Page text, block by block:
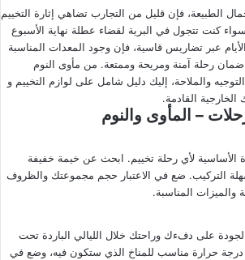
الطبيعة، فإن قليل من التجارب تضاهي إثارة التخييم
كنت تتجول في البرية لقضاء عطلة نهاية الأسبوع
عبر تضاريس قاسية، فإن وجود المعدات المناسبة
رحلة آمنة ومريحة وممتعة. من مأوى النوم
والملاحة، إليك دليل شامل على لوازم التخييم و
القادمة.
– المأوى والنوم
الأساسية لأي رحلة تخييم. ابحث عن خيمة خفيفة
التركيب. ضع في الاعتبار حجم مجموعتك والظروف
والميزات المناسبة.
على دفءك وراحتك خلال الليالي الباردة تحت
درجة حرارة مناسب للمناخ الذي ستكون فيه، وضع في